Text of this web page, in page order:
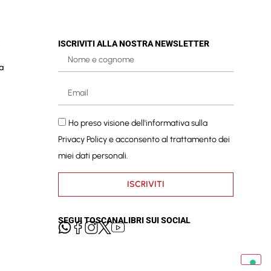
ISCRIVITI ALLA NOSTRA NEWSLETTER
Ho preso visione dell'informativa sulla
Privacy Policye acconsento al trattamento dei
miei dati personali.
ISCRIVITI
SEGUI TOSCANALIBRI SUI SOCIAL